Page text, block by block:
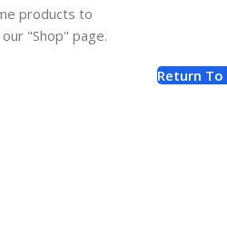
products to
"Shop" page.
Return To